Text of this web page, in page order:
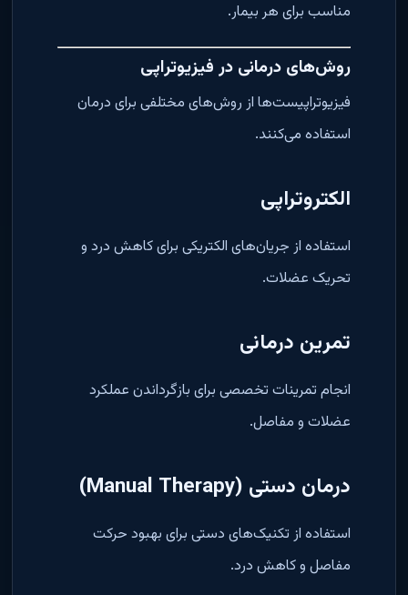
مناسب برای هر بیمار.
روش‌های درمانی در فیزیوتراپی
فیزیوتراپیست‌ها از روش‌های مختلفی برای درمان
استفاده می‌کنند.
الکتروتراپی
استفاده از جریان‌های الکتریکی برای کاهش درد و
تحریک عضلات.
تمرین درمانی
انجام تمرینات تخصصی برای بازگرداندن عملکرد
عضلات و مفاصل.
درمان دستی (Manual Therapy)
استفاده از تکنیک‌های دستی برای بهبود حرکت
مفاصل و کاهش درد.